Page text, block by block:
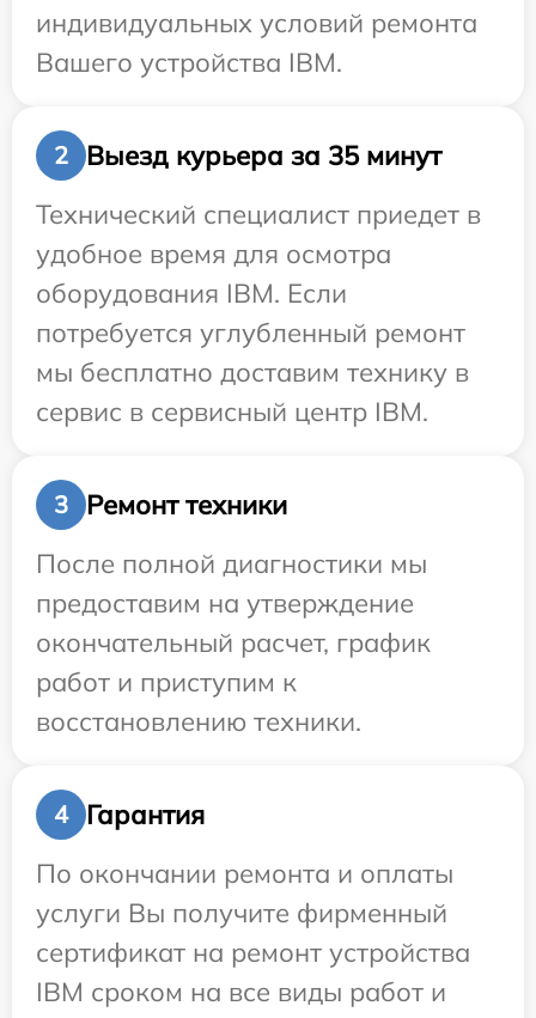
индивидуальных условий ремонта
Вашего устройства IBM.
2
Выезд курьера за 35 минут
Технический специалист приедет в
удобное время для осмотра
оборудования IBM. Если
потребуется углубленный ремонт
мы бесплатно доставим технику в
сервис в сервисный центр IBM.
3
Ремонт техники
После полной диагностики мы
предоставим на утверждение
окончательный расчет, график
работ и приступим к
восстановлению техники.
4
Гарантия
По окончании ремонта и оплаты
услуги Вы получите фирменный
сертификат на ремонт устройства
IBM сроком на все виды работ и